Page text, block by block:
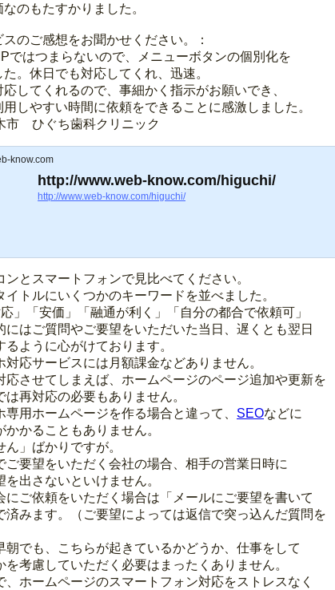
のもたすかりました。
のご感想をお聞かせください。：
ではつまらないので、メニューボタンの個別化を
。休日でも対応してくれ、迅速。
してくれるので、事細かく指示がお願いでき、
しやすい時間に依頼をできることに感激しました。
市 ひぐち歯科クリニック
know.com
http://www.web-know.com/higuchi/
http://www.web-know.com/higuchi/
とスマートフォンで見比べてください。
イトルにいくつかのキーワードを並べました。
」「安価」「融通が利く」「自分の都合で依頼可」
にはご質問やご要望をいただいた当日、遅くとも翌日
るように心がけております。
対応サービスには月額課金などありません。
応させてしまえば、ホームページのページ追加や更新を
は再対応の必要もありません。
専用ホームページを作る場合と違って、 SEOなどに
かかることもありません。
」ばかりですが。
ご要望をいただく会社の場合、相手の営業日時に
を出さないといけません。
にご依頼をいただく場合は「メールにご要望を書いて
済みます。（ご要望によっては返信で突っ込んだ質問を
朝でも、こちらが起きているかどうか、仕事をして
を考慮していただく必要はまったくありません。
、ホームページのスマートフォン対応をストレスなく